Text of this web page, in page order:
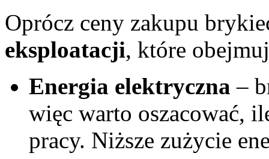
Oprócz ceny zakupu
eksploatacji, które
Energia elektryczna –
więc warto oszacować,
pracy. Niższe zużycie